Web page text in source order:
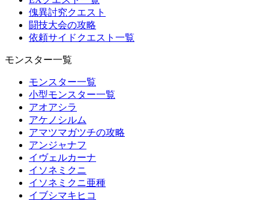
傀異討究クエスト
闘技大会の攻略
依頼サイドクエスト一覧
モンスター一覧
モンスター一覧
小型モンスター一覧
アオアシラ
アケノシルム
アマツマガツチの攻略
アンジャナフ
イヴェルカーナ
イソネミクニ
イソネミクニ亜種
イブシマキヒコ